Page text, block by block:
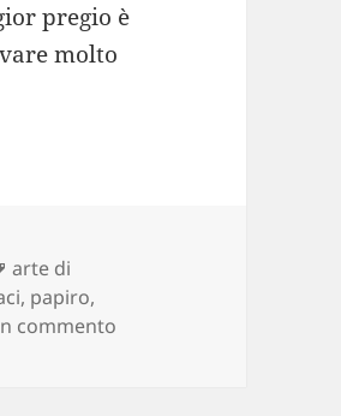
pregio è
molto
Tag
arte di
, papiro,
commento